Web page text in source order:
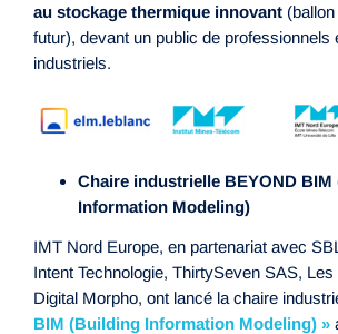
au stockage thermique innovant
futur), devant un public de professionnels
industriels.
Chaire industrielle BEYOND
Information Modeling)
IMT Nord Europe, en partenariat avec
Intent Technologie, ThirtySeven SAS,
Digital Morpho, ont lancé la chaire
BIM (Building Information Modeling) »